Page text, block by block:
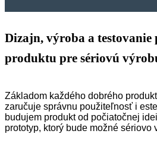
Dizajn, výroba a
produktu pre sériovú
Základom každého dobrého
zaručuje správnu použiteľnosť i
budujem produkt od počiatočnej
prototyp, ktorý bude možné sériovo